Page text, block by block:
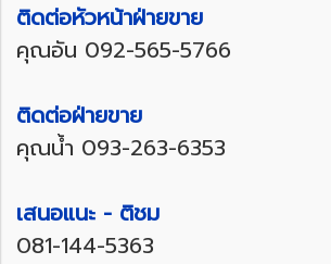
ติดต่อหัวหน้าฝ่ายขาย
คุณอัน 092-565-5766
ติดต่อฝ่ายขาย
คุณน้ำ 093-263-6353
เสนอแนะ - ติชม
081-144-5363